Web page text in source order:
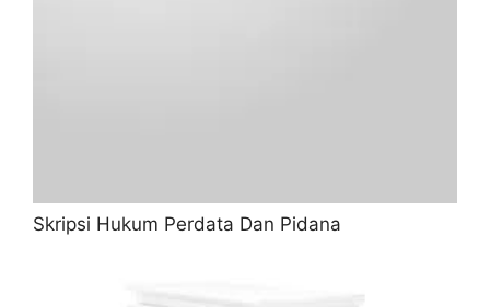
Skripsi Hukum Perdata Dan Pidana